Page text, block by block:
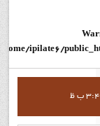
home/ipilate6/
home/ipilate6/